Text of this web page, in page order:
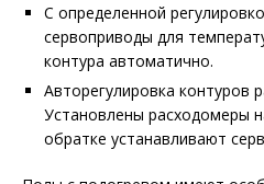
С определенной
сервоприводы для
контура автоматично.
Авторегулировка контуров
Установлены расходомеры
обратке устанавливают